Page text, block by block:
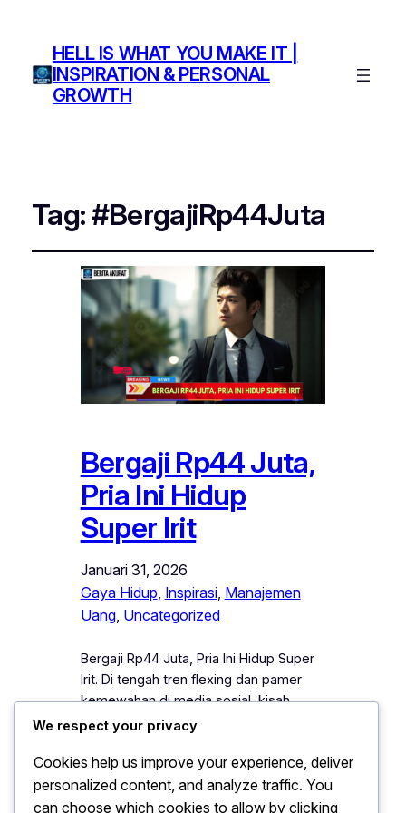
HELL IS WHAT YOU MAKE IT |
INSPIRATION & PERSONAL
GROWTH
Tag:#BergajiRp44Juta
Bergaji Rp44 Juta,
Pria Ini Hidup
Super Irit
Januari 31, 2026
Gaya Hidup, Inspirasi, Manajemen
Uang, Uncategorized
Bergaji Rp44 Juta, Pria Ini Hidup Super
Irit. Di tengah tren flexing dan pamer
kemewahan di media sosial, kisah
seorang pria bergaji Rp44 juta per
karena memilih hidup super irit. Pria ini
menunjukkan bahwa besarnya
penghasilan tidak selalu berbanding
We respect your privacy
Cookies help us improve your experience, deliver
personalized content, and analyze traffic. You
can choose which cookies to allow by clicking